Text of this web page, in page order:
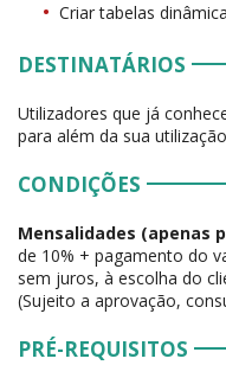
Criar tabelas
DESTINATÁRIOS
Utilizadores que já
para além da sua
CONDIÇÕES
Mensalidades (apenas
de 10% + pagamento do
sem juros, à escolha do
(Sujeito a aprovação,
PRÉ-REQUISITOS